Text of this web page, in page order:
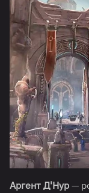
Аргент Д'Нур —